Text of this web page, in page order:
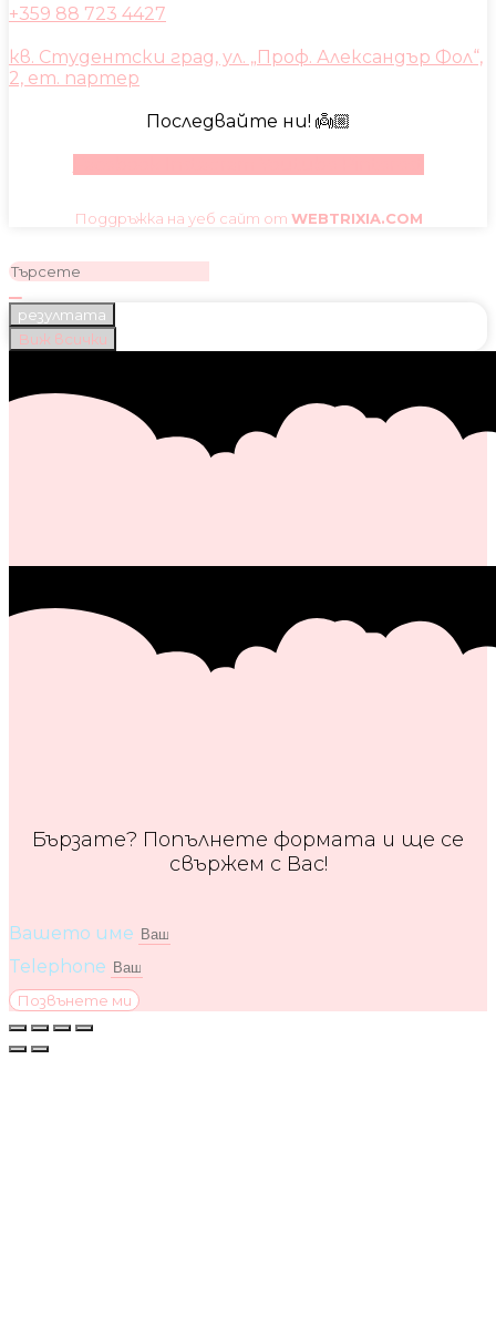
+359 88 723 4427
кв. Студентски град, ул. „Проф. Александър Фол“,
2, ет. партер
Последвайте ни! 👼🏼
Поддръжка на уеб сайт от WEBTRIXIA.COM
резултата
Виж всички
Бързате? Попълнете формата и ще се
свържем с Вас!
Вашето име
Telephone
Позвънете ми